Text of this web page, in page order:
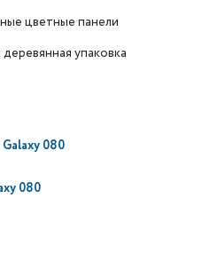
цветные панели
упаковка
080
080